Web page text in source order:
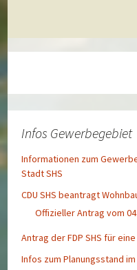
Infos Gewerbegebiet
Informationen zum
Stadt SHS
CDU SHS beantragt
Offizieller Antrag vom
Antrag der FDP SHS für
Infos zum Planungsstand